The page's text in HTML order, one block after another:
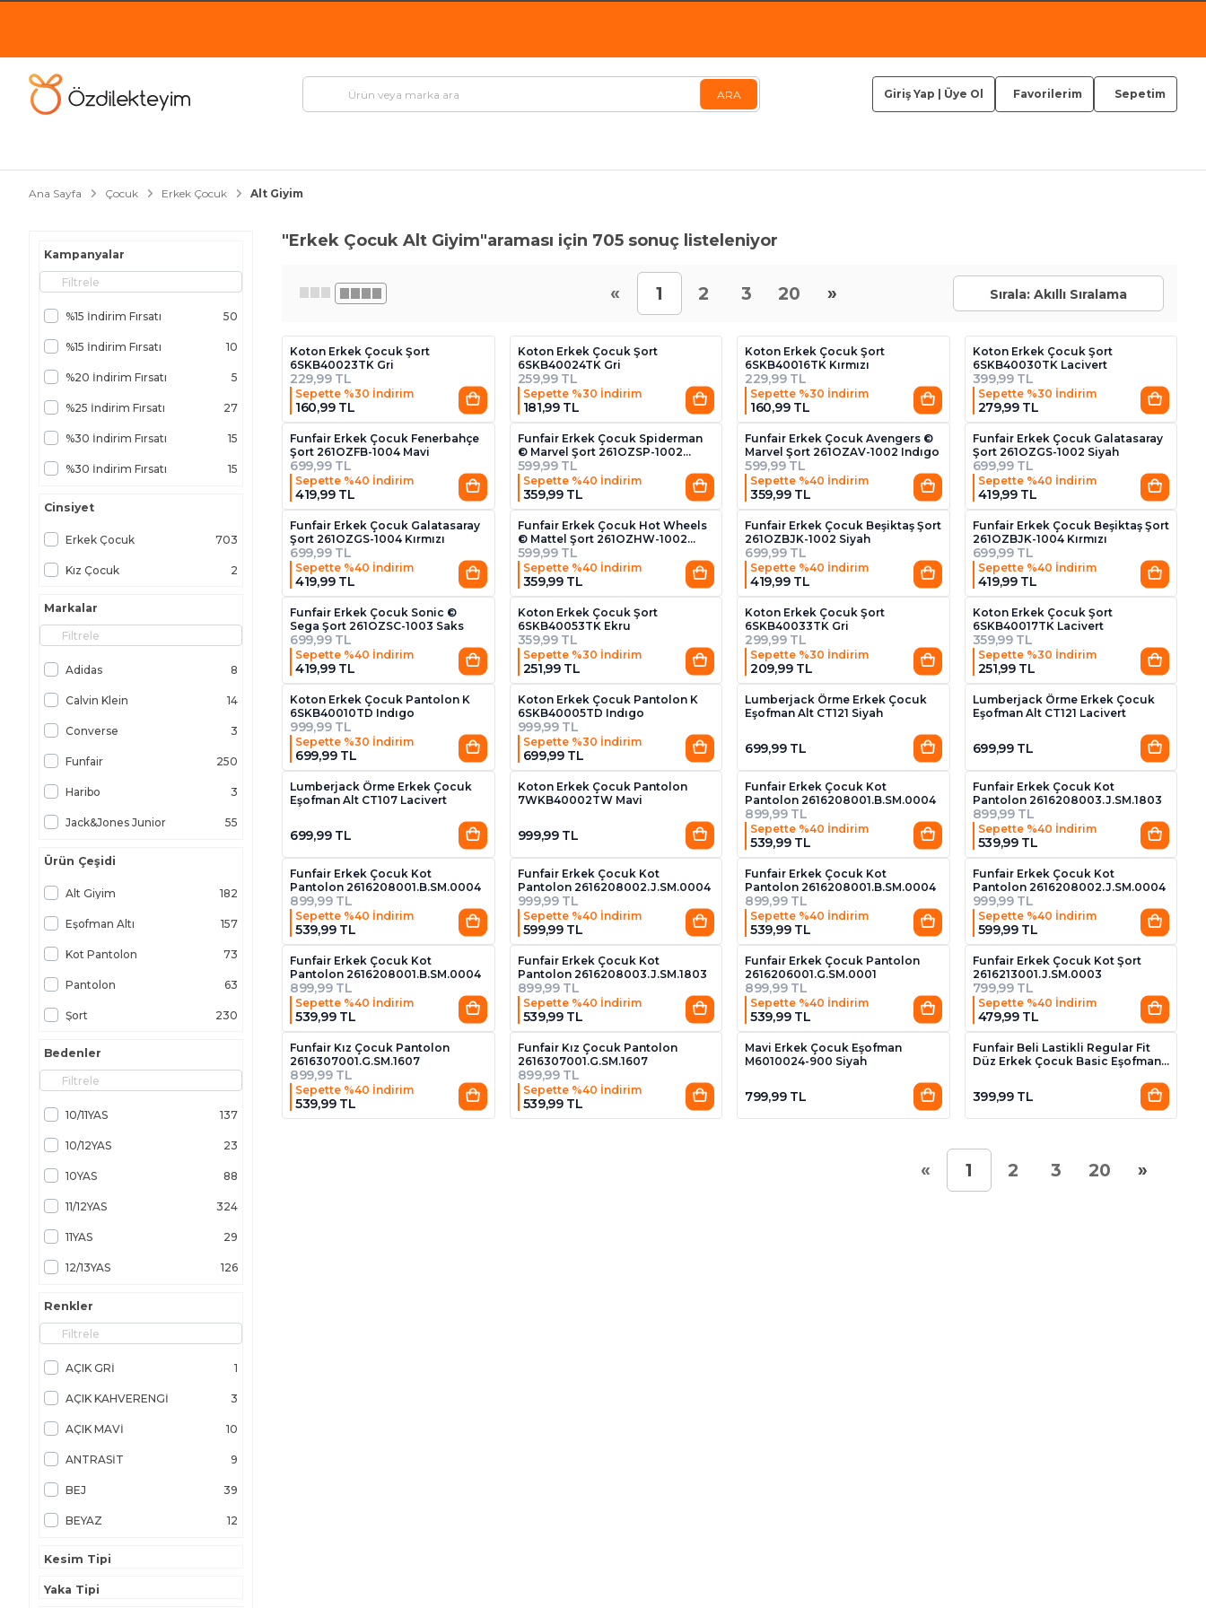
Giriş Yap Üye Ol Favorilerim Sepetim
Ana Sayfa Çocuk Erkek Çocuk Alt Giyim
"Erkek Çocuk Alt Giyim"araması için 705 sonuç listeleniyor
Kampanyalar
%15 İndirim Fırsatı 50
%15 İndirim Fırsatı 10
%20 İndirim Fırsatı 5
%25 İndirim Fırsatı 27
%30 İndirim Fırsatı 15
%30 İndirim Fırsatı 15
%40 İndirim Fırsatı
Koton Koleksiyonu 92
Cinsiyet
Erkek Çocuk 703
Kız Çocuk 2
Markalar
Adidas 8
Calvin Klein 14
Converse 3
Funfair 250
Haribo 3
Jack&Jones Junior 55
U.S. Polo Assn. 21
Ürün Çeşidi
Alt Giyim 182
Eşofman Altı 157
Kot Pantolon 73
Pantolon 63
Şort 230
Bedenler
10/11YAS 137
10/12YAS 23
10YAS 88
11/12YAS 324
11YAS 29
12/13YAS 126
12/14YAS
12/18AY
Renkler
AÇIK GRİ 1
AÇIK KAHVERENGİ 3
AÇIK MAVİ 10
ANTRASİT 9
BEJ 39
BEYAZ 12
CAMEL
EKRU
Kesim Tipi
Yaka Tipi
« 1 2 3 20 » Sırala: Akıllı Sıralama
Koton Erkek Çocuk Şort
6SKB40023TK Gri
229,99 TL
Sepette %30 İndirim
160,99 TL
Koton Erkek Çocuk Şort
6SKB40024TK Gri
259,99 TL
Sepette %30 İndirim
181,99 TL
Koton Erkek Çocuk Şort
6SKB40016TK Kırmızı
229,99 TL
Sepette %30 İndirim
160,99 TL
Koton Erkek Çocuk Şort
6SKB40030TK Lacivert
399,99 TL
Sepette %30 İndirim
279,99 TL
Funfair Erkek Çocuk Fenerbahçe
Şort 261OZFB-1004 Mavi
699,99 TL
Sepette %40 İndirim
419,99 TL
Funfair Erkek Çocuk Spiderman
© Marvel Şort 261OZSP-1002
Kırmızı
599,99 TL
Sepette %40 İndirim
359,99 TL
Funfair Erkek Çocuk Avengers ©
Marvel Şort 261OZAV-1002 Indıgo
599,99 TL
Sepette %40 İndirim
359,99 TL
Funfair Erkek Çocuk Galatasaray
Şort 261OZGS-1002 Siyah
699,99 TL
Sepette %40 İndirim
419,99 TL
Funfair Erkek Çocuk Galatasaray
Şort 261OZGS-1004 Kırmızı
699,99 TL
Sepette %40 İndirim
419,99 TL
Funfair Erkek Çocuk Hot Wheels
© Mattel Şort 261OZHW-1002
Mavi
599,99 TL
Sepette %40 İndirim
359,99 TL
Funfair Erkek Çocuk Beşiktaş Şort
261OZBJK-1002 Siyah
699,99 TL
Sepette %40 İndirim
419,99 TL
Funfair Erkek Çocuk Beşiktaş Şort
261OZBJK-1004 Kırmızı
699,99 TL
Sepette %40 İndirim
419,99 TL
Funfair Erkek Çocuk Sonic ©
Sega Şort 261OZSC-1003 Saks
699,99 TL
Sepette %40 İndirim
419,99 TL
Koton Erkek Çocuk Şort
6SKB40053TK Ekru
359,99 TL
Sepette %30 İndirim
251,99 TL
3
Koton Erkek Çocuk Şort
6SKB40033TK Gri
299,99 TL
Sepette %30 İndirim
209,99 TL
Koton Erkek Çocuk Şort
6SKB40017TK Lacivert
359,99 TL
Sepette %30 İndirim
251,99 TL
2
Koton Erkek Çocuk Pantolon K
6SKB40010TD Indıgo
999,99 TL
Sepette %30 İndirim
699,99 TL
Koton Erkek Çocuk Pantolon K
6SKB40005TD Indıgo
999,99 TL
Sepette %30 İndirim
699,99 TL
2
Lumberjack Örme Erkek Çocuk
Eşofman Alt CT121 Siyah
699,99 TL
2
Lumberjack Örme Erkek Çocuk
Eşofman Alt CT121 Lacivert
699,99 TL
2
Lumberjack Örme Erkek Çocuk
Eşofman Alt CT107 Lacivert
699,99 TL
Koton Erkek Çocuk Pantolon
7WKB40002TW Mavi
999,99 TL
4
Funfair Erkek Çocuk Kot
Pantolon 2616208001.B.SM.0004
899,99 TL
Sepette %40 İndirim
539,99 TL
2
Funfair Erkek Çocuk Kot
Pantolon 2616208003.J.SM.1803
899,99 TL
Sepette %40 İndirim
539,99 TL
4
Funfair Erkek Çocuk Kot
Pantolon 2616208001.B.SM.0004
899,99 TL
Sepette %40 İndirim
539,99 TL
2
Funfair Erkek Çocuk Kot
Pantolon 2616208002.J.SM.0004
999,99 TL
Sepette %40 İndirim
599,99 TL
4
Funfair Erkek Çocuk Kot
Pantolon 2616208001.B.SM.0004
899,99 TL
Sepette %40 İndirim
539,99 TL
2
Funfair Erkek Çocuk Kot
Pantolon 2616208002.J.SM.0004
999,99 TL
Sepette %40 İndirim
599,99 TL
4
Funfair Erkek Çocuk Kot
Pantolon 2616208001.B.SM.0004
899,99 TL
Sepette %40 İndirim
539,99 TL
2
Funfair Erkek Çocuk Kot
Pantolon 2616208003.J.SM.1803
899,99 TL
Sepette %40 İndirim
539,99 TL
3
Funfair Erkek Çocuk Pantolon
2616206001.G.SM.0001
899,99 TL
Sepette %40 İndirim
539,99 TL
2
Funfair Erkek Çocuk Kot Şort
2616213001.J.SM.0003
799,99 TL
Sepette %40 İndirim
479,99 TL
2
Funfair Kız Çocuk Pantolon
2616307001.G.SM.1607
899,99 TL
Sepette %40 İndirim
539,99 TL
2
Funfair Kız Çocuk Pantolon
2616307001.G.SM.1607
899,99 TL
Sepette %40 İndirim
539,99 TL
Mavi Erkek Çocuk Eşofman
M6010024-900 Siyah
799,99 TL
5
Funfair Beli Lastikli Regular Fit
Düz Erkek Çocuk Basic Eşofman
399,99 TL
« 1 2 3 20 »